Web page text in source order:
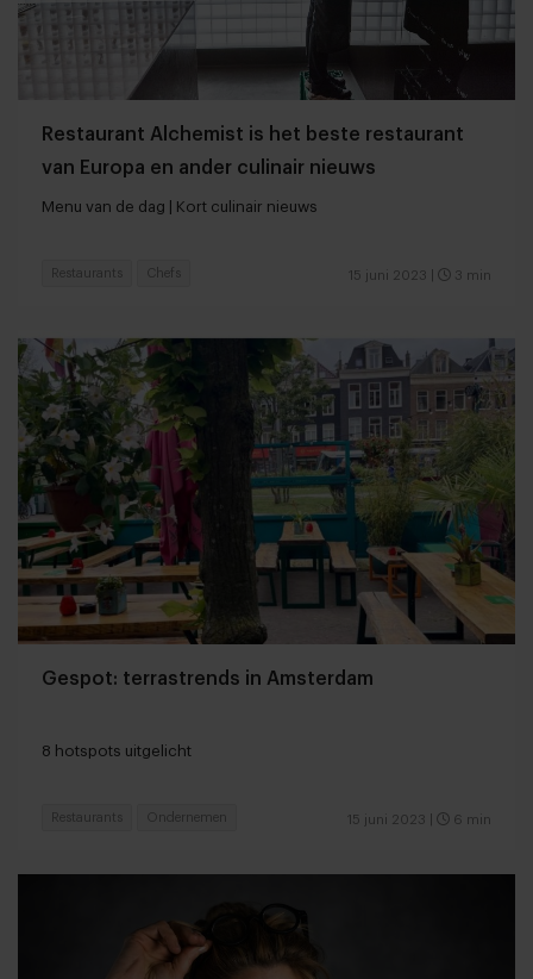
Restaurant Alchemist is het beste restaurant
van Europa en ander culinair nieuws
Menu van de dag | Kort culinair nieuws
15 juni 2023 3 min
Restaurants Chefs
Gespot: terrastrends in Amsterdam
8 hotspots uitgelicht
15 juni 2023 6 min
Restaurants Ondernemen